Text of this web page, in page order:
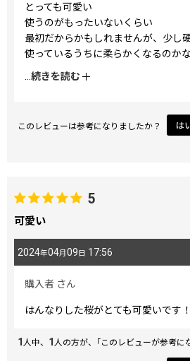
とっても可愛い
使うのがもったいないくらい
最初だからかもしれませんが、少し
使っているうちに柔らかくなるのか
柄違いで、もう一つ欲しいです
続きを読む
このレビューは参考になりましたか？ は
5
可愛い
2024年04月 09 日 17:56
購入者 さん
はんなりした桜がとても可愛いです！
1人中、 1人の方が、｢このレビューが参考に